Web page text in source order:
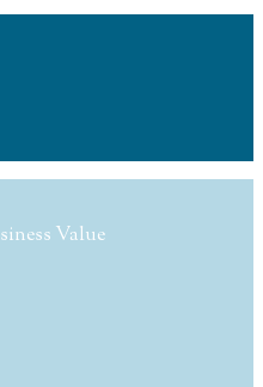
Value